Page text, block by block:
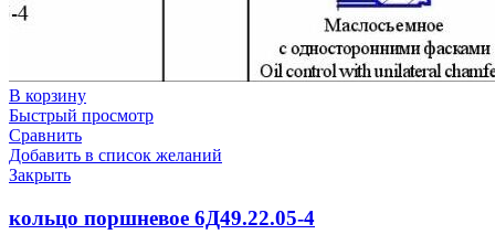
В корзину
Быстрый просмотр
Сравнить
Добавить в список желаний
Закрыть
кольцо поршневое 6Д49.22.05-4